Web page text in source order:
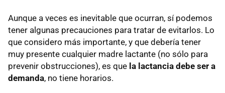
Aunque a veces es inevitable que ocurran, sí podemos
tener algunas precauciones para tratar de evitarlos. Lo
que considero más importante, y que debería tener
muy presente cualquier madre lactante (no sólo para
prevenir obstrucciones), es que la lactancia debe ser a
demanda, no tiene horarios.